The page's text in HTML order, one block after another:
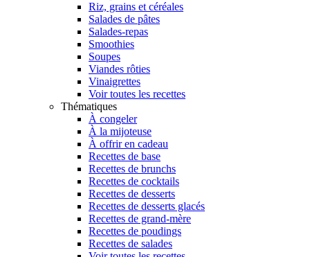
Riz, grains et céréales
Salades de pâtes
Salades-repas
Smoothies
Soupes
Viandes rôties
Vinaigrettes
Voir toutes les recettes
Thématiques
À congeler
À la mijoteuse
À offrir en cadeau
Recettes de base
Recettes de brunchs
Recettes de cocktails
Recettes de desserts
Recettes de desserts glacés
Recettes de grand-mère
Recettes de poudings
Recettes de salades